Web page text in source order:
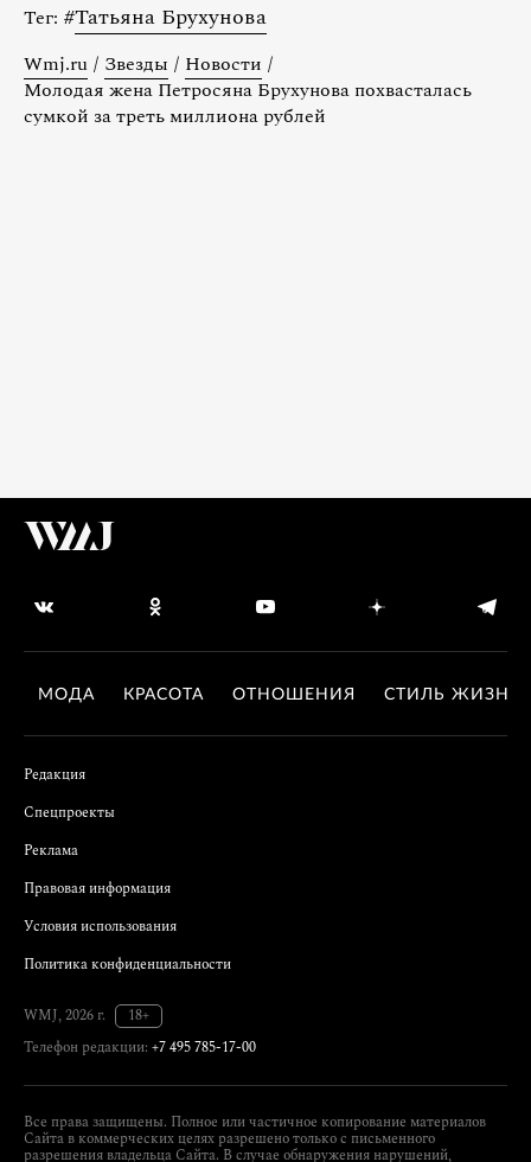
Тег: #Татьяна Брухунова
Wmj.ru / Звезды / Новости /
Молодая жена Петросяна Брухунова похвасталась
сумкой за треть миллиона рублей
МОДА КРАСОТА ОТНОШЕНИЯ СТИЛЬ ЖИЗНИ
Редакция
Спецпроекты
Реклама
Правовая информация
Условия использования
Политика конфиденциальности
WMJ, 2026 г.
18+
Телефон редакции: +7 495 785-17-00
Все права защищены. Полное или частичное копирование материалов
Сайта в коммерческих целях разрешено только с письменного
разрешения владельца Сайта. В случае обнаружения нарушений,